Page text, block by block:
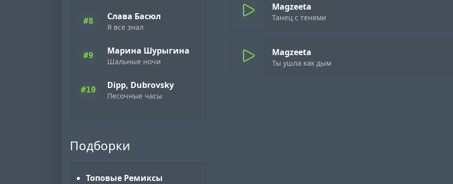
#8 Слава Басюл
Я все знал
#9 Марина Шурыгина
Шальные ночи
#10 Dipp, Dubrovsky
Песочные часы
Подборки
Топовые Ремиксы
Magzeeta
Танец с тенями
Magzeeta
Ты ушла как дым